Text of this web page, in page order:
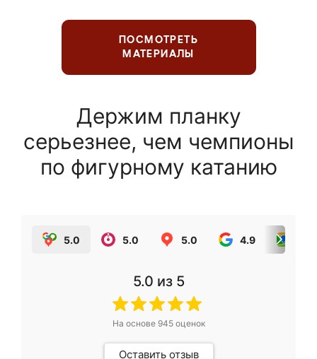
ПОСМОТРЕТЬ
МАТЕРИАЛЫ
Держим планку
серьезнее, чем чемпионы
по фигурному катанию
5.0 5.0 5.0 4.9
5.0 из 5
На основе 945оценок
Оставить отзыв